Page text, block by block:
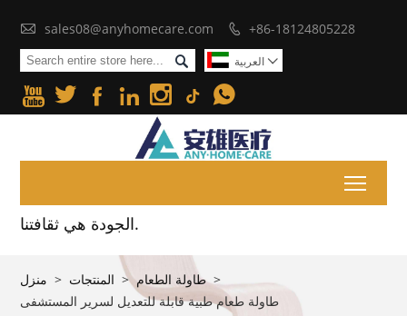
 sales08@anyhomecare.com  +86-18124805228
 العربية 
     
الجودة هي ثقافتنا.
منزل > المنتجات > طاولة الطعام >
طاولة طعام طبية قابلة للتعديل لسرير المستشفى